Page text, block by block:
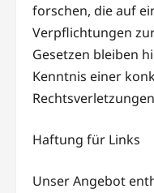
forschen, die auf
Verpflichtungen
Gesetzen bleiben
Kenntnis einer
Haftung für Links
Unser Angebot